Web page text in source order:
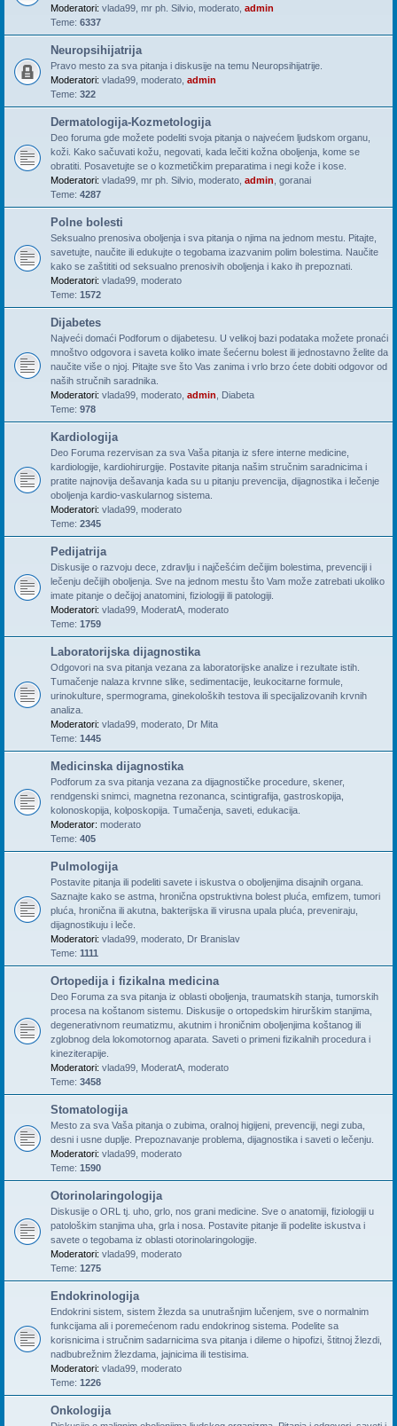
Moderatori: vlada99 mr ph. Silvio moderato admin
Teme: 6337
Neuropsihijatrija
Pravo mesto za sva pitanja i diskusije na temu Neuropsihijatrije.
Moderatori: vlada99 moderato admin
Teme: 322
Dermatologija-Kozmetologija
Deo foruma gde možete podeliti svoja pitanja o najvećem ljudskom organu,
koži. Kako sačuvati kožu, negovati, kada lečiti kožna oboljenja, kome se
obratiti. Posavetujte se o kozmetičkim preparatima i negi kože i kose.
Moderatori: vlada99 mr ph. Silvio moderato admin goranai
Teme: 4287
Polne bolesti
Seksualno prenosiva oboljenja i sva pitanja o njima na jednom mestu. Pitajte,
savetujte, naučite ili edukujte o tegobama izazvanim polim bolestima. Naučite
kako se zaštititi od seksualno prenosivih oboljenja i kako ih prepoznati.
Moderatori: vlada99 moderato
Teme: 1572
Dijabetes
Najveći domaći Podforum o dijabetesu. U velikoj bazi podataka možete pronaći
mnoštvo odgovora i saveta koliko imate šećernu bolest ili jednostavno želite da
naučite više o njoj. Pitajte sve što Vas zanima i vrlo brzo ćete dobiti odgovor od
naših stručnih saradnika.
Moderatori: vlada99 moderato admin
Diabeta
Teme: 978
Kardiologija
Deo Foruma rezervisan za sva Vaša pitanja iz sfere interne medicine,
kardiologije, kardiohirurgije. Postavite pitanja našim stručnim saradnicima i
pratite najnovija dešavanja kada su u pitanju prevencija, dijagnostika i lečenje
oboljenja kardio-vaskularnog sistema.
Moderatori: vlada99 moderato
Teme: 2345
Pedijatrija
Diskusije o razvoju dece, zdravlju i najčešćim dečijim bolestima, prevenciji i
lečenju dečijih oboljenja. Sve na jednom mestu što Vam može zatrebati ukoliko
imate pitanje o dečijoj anatomini, fiziologiji ili patologiji.
Moderatori: vlada99 ModeratA moderato
Teme: 1759
Laboratorijska dijagnostika
Odgovori na sva pitanja vezana za laboratorijske analize i rezultate istih.
Tumačenje nalaza krvnne slike, sedimentacije, leukocitarne formule,
urinokulture, spermograma, ginekoloških testova ili specijalizovanih krvnih
analiza.
Moderatori: vlada99 moderato Dr Mita
Teme: 1445
Medicinska dijagnostika
Podforum za sva pitanja vezana za dijagnostičke procedure, skener,
rendgenski snimci, magnetna rezonanca, scintigrafija, gastroskopija,
kolonoskopija, kolposkopija. Tumačenja, saveti, edukacija.
Moderator: moderato
Teme: 405
Pulmologija
Postavite pitanja ili podeliti savete i iskustva o oboljenjima disajnih organa.
Saznajte kako se astma, hronična opstruktivna bolest pluća, emfizem, tumori
pluća, hronična ili akutna, bakterijska ili virusna upala pluća, preveniraju,
dijagnostikuju i leče.
Moderatori: vlada99 moderato Dr Branislav
Teme: 1111
Ortopedija i fizikalna medicina
Deo Foruma za sva pitanja iz oblasti oboljenja, traumatskih stanja, tumorskih
procesa na koštanom sistemu. Diskusije o ortopedskim hirurškim stanjima,
degenerativnom reumatizmu, akutnim i hroničnim oboljenjima koštanog ili
zglobnog dela lokomotornog aparata. Saveti o primeni fizikalnih procedura i
kineziterapije.
Moderatori: vlada99 ModeratA moderato
Teme: 3458
Stomatologija
Mesto za sva Vaša pitanja o zubima, oralnoj higijeni, prevenciji, negi zuba,
desni i usne duplje. Prepoznavanje problema, dijagnostika i saveti o lečenju.
Moderatori: vlada99 moderato
Teme: 1590
Otorinolaringologija
Diskusije o ORL tj. uho, grlo, nos grani medicine. Sve o anatomiji, fiziologiji u
patološkim stanjima uha, grla i nosa. Postavite pitanje ili podelite iskustva i
savete o tegobama iz oblasti otorinolaringologije.
Moderatori: vlada99 moderato
Teme: 1275
Endokrinologija
Endokrini sistem, sistem žlezda sa unutrašnjim lučenjem, sve o normalnim
funkcijama ali i poremećenom radu endokrinog sistema. Podelite sa
korisnicima i stručnim sadarnicima sva pitanja i dileme o hipofizi, štitnoj žlezdi,
nadbubrežnim žlezdama, jajnicima ili testisima.
Moderatori: vlada99 moderato
Teme: 1226
Onkologija